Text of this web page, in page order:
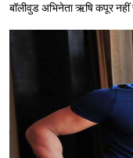
बॉलीवुड अभिनेता ऋषि कपूर